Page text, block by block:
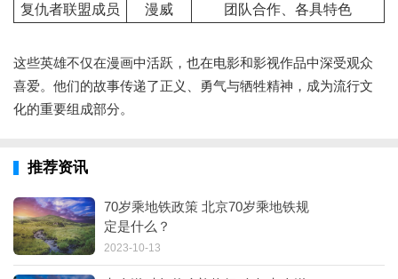
复仇者联盟成员
漫威 团队合作、各具特色
这些英雄不仅在漫画中活跃，也在电影和影视作品中深受观众
喜爱。他们的故事传递了正义、勇气与牺牲精神，成为流行文
化的重要组成部分。
推荐资讯
70岁乘地铁政策 北京70岁乘地铁规
定是什么？
2023-10-13